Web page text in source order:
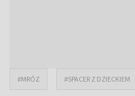
#MRÓZ #SPACER Z DZIECKIEM